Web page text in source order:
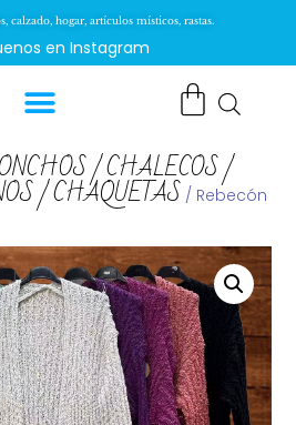
calzado, hogar, artículos místicos, rastas.
en Instagram
/ CHALECOS /
/ CHAQUETAS / Rebecón